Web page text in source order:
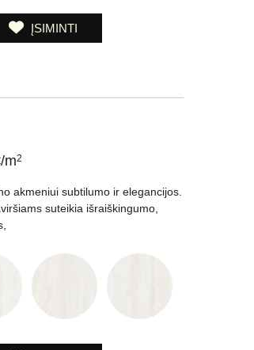
ĮSIMINTI
m2
akmeniui subtilumo ir elegancijos.
suteikia išraiškingumo,